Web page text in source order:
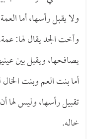
ولا يقبل رأسها، أما
وأخت الجد يقال لها:
يصافحها، ويقبل بين
أما بنت العم وبنت
تقبيل رأسها، وليس لها
خاله.